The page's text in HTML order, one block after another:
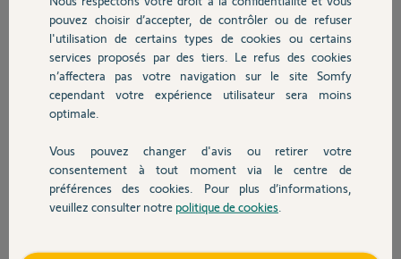
Chauffage
Autres produits
Devis avec un pro
Contact
Manu59
il y a environ 4 ans
Participer au fil de discussion
Réponses
Bonjour Manu,
Lorsque la batterie du Link ne charge plus, il faut procéder au retour de
pouvez choisir d’accepter, de contrôler ou de refuser
l'utilisation de certains types de cookies ou certains
services proposés par des tiers. Le refus des cookies
n’affectera pas votre navigation sur le site Somfy
cependant votre expérience utilisateur sera moins
optimale.
Vous pouvez changer d'avis ou retirer votre
consentement à tout moment via le centre de
préférences des cookies. Pour plus d’informations,
veuillez consulter notre politique de cookies